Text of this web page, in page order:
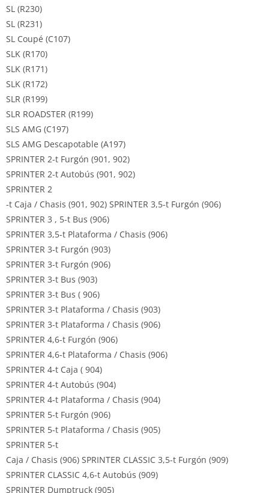
SL (R230)
SL (R231)
SL Coupé (C107)
SLK (R170)
SLK (R171)
SLK (R172)
SLR (R199)
SLR ROADSTER (R199)
SLS AMG (C197)
SLS AMG Descapotable (A197)
SPRINTER 2-t Furgón (901, 902)
SPRINTER 2-t Autobús (901, 902)
SPRINTER 2
-t Caja / Chasis (901, 902) SPRINTER 3,5-t Furgón (906)
SPRINTER 3 , 5-t Bus (906)
SPRINTER 3,5-t Plataforma / Chasis (906)
SPRINTER 3-t Furgón (903)
SPRINTER 3-t Furgón (906)
SPRINTER 3-t Bus (903)
SPRINTER 3-t Bus ( 906)
SPRINTER 3-t Plataforma / Chasis (903)
SPRINTER 3-t Plataforma / Chasis (906)
SPRINTER 4,6-t Furgón (906)
SPRINTER 4,6-t Plataforma / Chasis (906)
SPRINTER 4-t Caja ( 904)
SPRINTER 4-t Autobús (904)
SPRINTER 4-t Plataforma / Chasis (904)
SPRINTER 5-t Furgón (906)
SPRINTER 5-t Plataforma / Chasis (905)
SPRINTER 5-t
Caja / Chasis (906) SPRINTER CLASSIC 3,5-t Furgón (909)
SPRINTER CLASSIC 4,6-t Autobús (909)
SPRINTER Dumptruck (905)